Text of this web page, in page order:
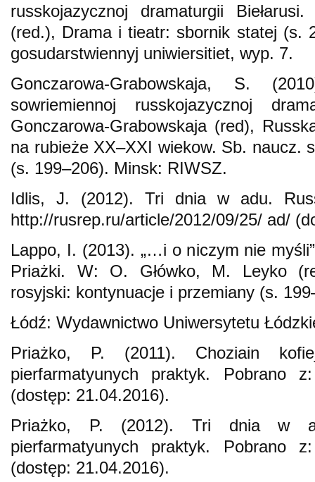
russkojazycznoj dramaturgii
(red.), Drama i tieatr: sbornik statej (s.
gosudarstwiennyj uniwiersitiet, wyp. 7.
Gonczarowa-Grabowskaja, S.
sowriemiennoj russkojazycznoj
Gonczarowa-Grabowskaja (red),
na rubieże XX–XXI wiekow. Sb. naucz.
(s. 199–206). Мinsk: RIWSZ.
Idlis, J. (2012). Tri dnia w adu.
http://rusrep.ru/article/2012/09/25/ ad/
Lappo, I. (2013). „…i o niczym nie
Priażki. W: O. Główko, M. Leyko
rosyjski: kontynuacje i przemiany (s.
Łódź: Wydawnictwo Uniwersytetu
Priażko, P. (2011). Choziain
pierfarmatyunych praktyk. Pobrano
(dostęp: 21.04.2016).
Priażko, P. (2012). Tri dnia w
pierfarmatyunych praktyk. Pobrano
(dostęp: 21.04.2016).